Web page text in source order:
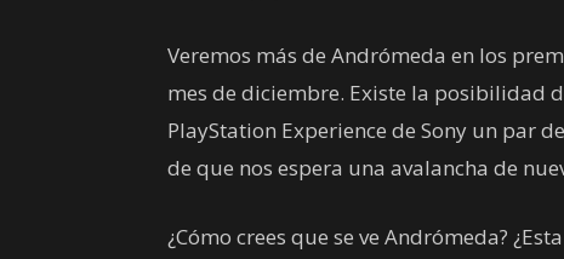
Veremos más de Andrómeda en los
mes de diciembre. Existe la posibilidad
PlayStation Experience de Sony un par
de que nos espera una avalancha de
¿Cómo crees que se ve Andrómeda?